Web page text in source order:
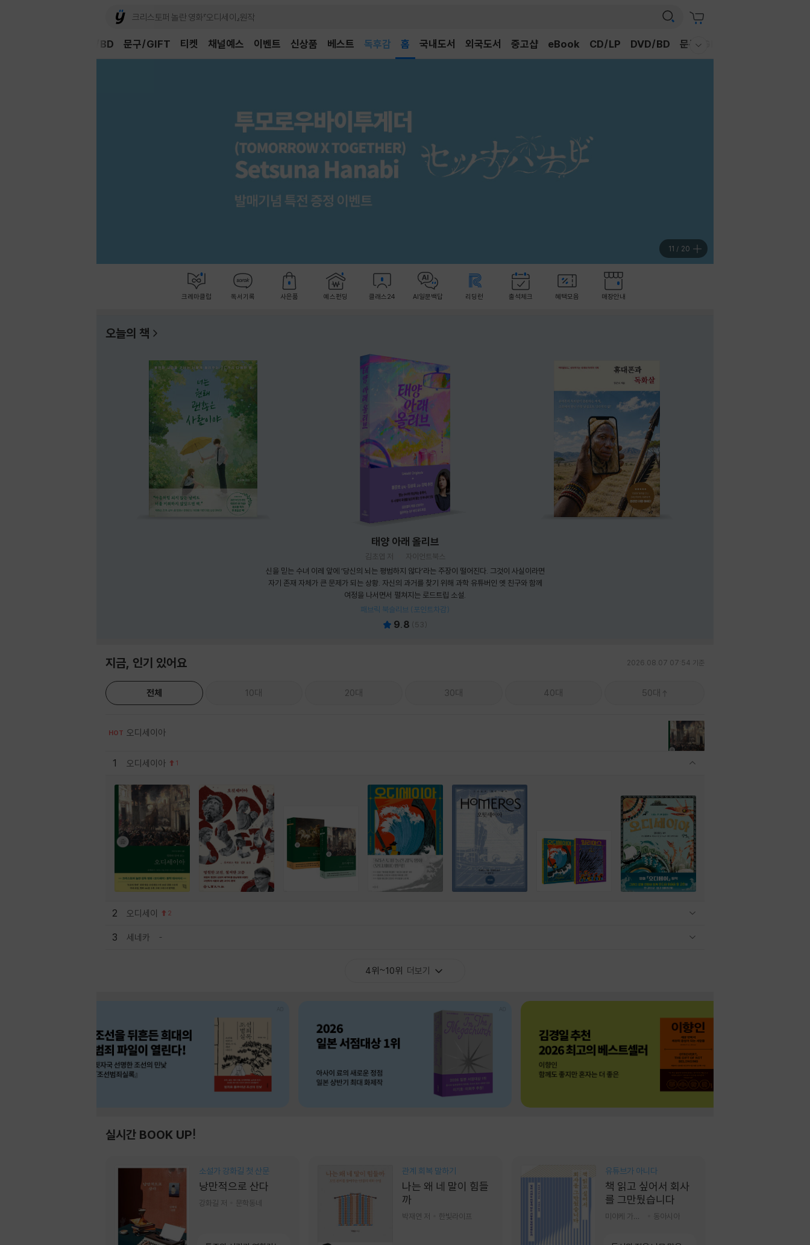
채널예스 이벤트 신상품 베스트
어린이
독후감
홈 국내도서 외국도서 중고샵 eBook CD/LP DVD/BD 문구/GIFT
DVD/BD 문구/GIFT 티켓
11 / 20
크레마클럽 독서기록 사은품 예스펀딩 클래스24 AI일문백답 리딩런 출석체크 혜택모음 매장안내
오늘의 책
태양 아래 올리브
김초엽 저
자이언트북스
신을 믿는 수녀 이레 앞에 ‘당신의 뇌는 평범하지 않다’라는 주장이 떨어진다. 그것이 사실이라면
자기 존재 자체가 큰 문제가 되는 상황. 자신의 과거를 찾기 위해 과학 유튜버인 옛 친구와 함께
여정을 나서면서 펼쳐지는 로드트립 소설.
패브릭 북슬리브 (포인트차감)
9.8 (53)
지금, 인기 있어요 2026.08.07 07:54 기준
전체 10대 20대 30대 40대 50대
HOT 오디세이아
1 오디세이아 1
2 오디세이 2
3 세네카
4위~10위 더보기
실시간 BOOK UP!
소설가 강화길 첫 산문
낭만적으로 산다
강화길 저 문학동네
관계 회복 말하기
나는 왜 네 말이 힘들
까
박재연 저 한빛라이프
유튜브가 아니다
책 읽고 싶어서 회사
를 그만뒀습니다
동아시아